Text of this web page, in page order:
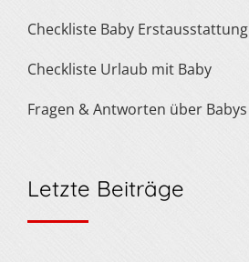
Checkliste Baby Erstausstattung
Checkliste Urlaub mit Baby
Fragen & Antworten über Babys
Letzte Beiträge